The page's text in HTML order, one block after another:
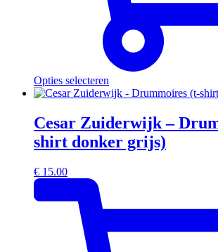
Opties selecteren
Cesar Zuiderwijk –
shirt donker grijs)
€ 15.00